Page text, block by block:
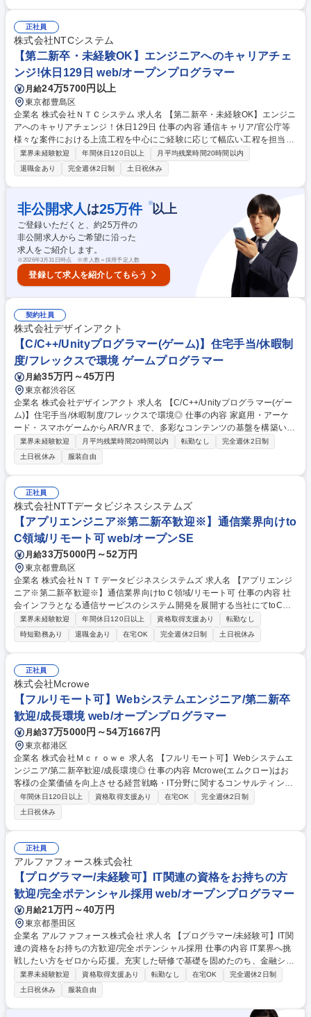
牽引するトップ企業含め様々な企業と安定的な取引を行っております。 募
集職種 【東京/プログラマー】売上高110億円超の上場グループ/無期雇用
派遣/年休127日
正社員
株式会社NTCシステム
【第二新卒・未経験OK】エンジニアへのキャリアチェ
ンジ!休日129日 web/オープンプログラマー
月給24万5700円以上
東京都豊島区
企業名 株式会社ＮＴＣシステム 求人名 【第二新卒・未経験OK】エンジニ
アへのキャリアチェンジ！休日129日 仕事の内容 通信キャリア/官公庁等
様々な案件における上流工程を中心にご経験に応じて幅広い工程を担当い
ただきます。 【魅力】 ■担当いただくフェーズは経験に合わせて様々です
が上流の業務にも携わっていただきます。顧客折衝経験や業務知識も習得
できます。 ■期間は1年～10年以上の大規模長期案件が中心となります。
大きい業務 では10年/50名規模での開発となりますが、開発メンバはロー
テーション を行うので、様々な業務に係わる事が可能です。 募集職種
【第二新卒・未経験OK】エンジニアへのキャリアチェンジ！休日129日
業界未経験歓迎 年間休日120日以上
月平均残業時間20時間以内
退職金あり
完全週休2日制 土日祝休み
非公開求人 は25万件 ※以上
ご登録いただくと、約25万件の
非公開求人からご希望に沿った
求人をご紹介します。
※2026年3月31日時点 ※求人数＝採用予定人数
登録して求人を紹介してもらう
契約社員
株式会社デザインアクト
【C/C++/Unityプログラマー(ゲーム)】住宅手当/休暇制
度/フレックスで環境 ゲームプログラマー
月給35万円～45万円
東京都渋谷区
企業名 株式会社デザインアクト 求人名 【C/C++/Unityプログラマー(ゲー
ム)】住宅手当/休暇制度/フレックスで環境◎ 仕事の内容 家庭用・アーケ
ード・スマホゲームからAR/VRまで、多彩なコンテンツの基盤を構築いた
だく、プログラマーの募集です。 【具体的には】■ゲーム・アプリ開発 ■
各プラットフォームに最適化したプログラミング業務 ■新技術（AR/VR
等）を駆使したコンテンツ制作 ★「この技術しかやらない」という制限は
ありません。 【開発プラットフォーム】■家庭用機器■アーケードゲーム■
スマートフォンゲーム■AR、VRコンテンツ 募集職種 【C/C++/Unityプロ
グラマー(ゲーム)】住宅手当/休暇制度/フレックスで環境◎
業界未経験歓迎 月平均残業時間20時間以内 転勤なし
完全週休2日制
土日祝休み
服装自由
正社員
株式会社NTTデータビジネスシステムズ
【アプリエンジニア※第二新卒歓迎※】通信業界向けto
C領域/リモート可 web/オープンSE
月給33万5000円～52万円
東京都豊島区
企業名 株式会社ＮＴＴデータビジネスシステムズ 求人名 【アプリエンジ
ニア※第二新卒歓迎※】通信業界向けtoＣ領域/リモート可 仕事の内容 社
会インフラとなる通信サービスのシステム開発を展開する当社にてtoC領
域のアプリ開発をご担当。クラウドやアジャイルなど最新のデジタルテク
ノロジーを取り入れ企画段階からサービスをプロデュースします。 ■クラ
ウドやアジャイル等の手法を用いたサービス開発 ■企画段階から参画しデ
ザイン思考でのサービスプロデュース 【仕事の魅力】 金融やeコマース等
多様なサービスを高速開発し最新技術の習得が実感できます。当社の大規
模アジャイル開発手法を活かし社会に大きなインパクトを与えられる環境
です。 募集職種 【アプリエンジニア※第二新卒歓迎※】通信業界向けto
Ｃ領域/リモート可
業界未経験歓迎 年間休日120日以上 資格取得支援あり
転勤なし
時短勤務あり
退職金あり 在宅OK 完全週休2日制 土日祝休み
正社員
株式会社Mcrowe
【フルリモート可】Webシステムエンジニア/第二新卒
歓迎/成長環境 web/オープンプログラマー
月給37万5000円～54万1667円
東京都港区
企業名 株式会社Ｍｃｒｏｗｅ 求人名 【フルリモート可】Webシステムエ
ンジニア/第二新卒歓迎/成長環境◎ 仕事の内容 Mcrowe(エムクロー)はお
客様の企業価値を向上させる経営戦略・IT分野に関するコンサルティング
やシステム開発を行っています。経験豊富なエンジニアの下、ご経験に応
じて設計から開発までご担当いただきます。 早期からプロジェクトの実務
に関わり、設計・開発・テストといった一連の工程を経験しながら、エン
ジニアとしての基礎力を着実に身につけていただきます。 【主な業務内
容】 ■システム開発・改修関連■テスト・品質管理■保守・運用 ■業務改
善・ドキュメント作成 等 募集職種 【フルリモート可】Webシステムエン
ジニア/第二新卒歓迎/成長環境◎
年間休日120日以上 資格取得支援あり 在宅OK
完全週休2日制
土日祝休み
正社員
アルファフォース株式会社
【プログラマー/未経験可】IT関連の資格をお持ちの方
歓迎/完全ポテンシャル採用 web/オープンプログラマー
月給21万円～40万円
東京都墨田区
企業名 アルファフォース株式会社 求人名 【プログラマー/未経験可】IT関
連の資格をお持ちの方歓迎/完全ポテンシャル採用 仕事の内容 IT業界へ挑
戦したい方をゼロから応援。充実した研修で基礎を固めたのち、金融シス
テムの開発に参加し、テストや簡単な修正からスタート。経験豊富な先輩
が丁寧に指導するため、着実に専門性を高められる風土です。 【詳細】■
クレジットカードの与信・発行システムの設計・開発 ■銀行向け次世代基
幹システムの構築・保守 ■顧客折衝及び要件定義支援 ■プロジェクトの進
業界未経験歓迎 資格取得支援あり 転勤なし 在宅OK
完全週休2日制
土日祝休み
服装自由